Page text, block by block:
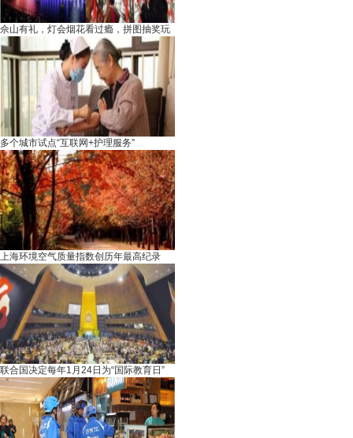
佘山有礼，灯会烟花看过瘾，拼图抽奖玩
多个城市试点“互联网+护理服务”
上海环境空气质量指数创历年最高纪录
联合国决定每年1月24日为“国际教育日”